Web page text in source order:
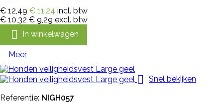
€ 12,49 € 11,24 incl. btw
€ 10,32 € 9,29 excl. btw
 In winkelwagen
Meer
 Snel bekijken
Referentie: NIGH057